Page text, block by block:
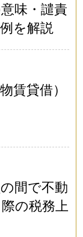
味・譴責
を解説
賃貸借）
間で不動
の税務上